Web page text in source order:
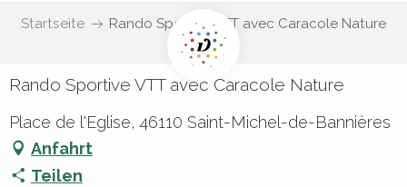
Startseite Rando Sportive VTT avec Caracole Nature
Rando Sportive VTT avec Caracole Nature
Place de l'Eglise, 46110 Saint-Michel-de-Bannières
Anfahrt
Teilen